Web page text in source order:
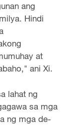
ang
Hindi
at
ani Xi.
lahat ng
sa mga
ng mga de-